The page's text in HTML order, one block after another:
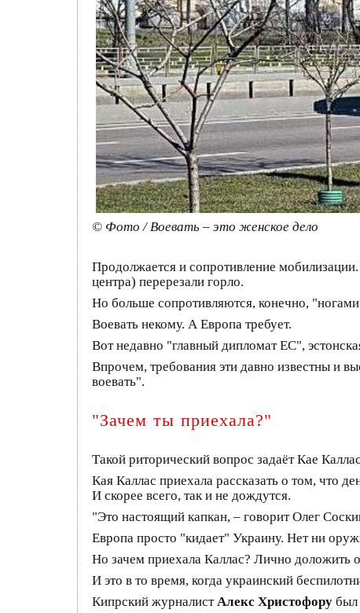
© Фото / Воевать – это женское дело
Продолжается и сопротивление
центра) перерезали горло.
Но больше сопротивляются, конечно,
Воевать некому. А Европа требует.
Вот недавно "главный дипломат ЕС",
Впрочем, требования эти давно известны и
воевать".
"Зачем ты приехала?"
Такой риторический вопрос задаёт Кае Каллас
Кая Каллас приехала рассказать о том, что
И скорее всего, так и не дождутся.
"Это настоящий капкан, – говорит Олег
Европа просто "кидает" Украину. Нет ни
Но зачем приехала Каллас? Лично доложить
И это в то время, когда украинский
Кипрский журналист Алекс Христофору был